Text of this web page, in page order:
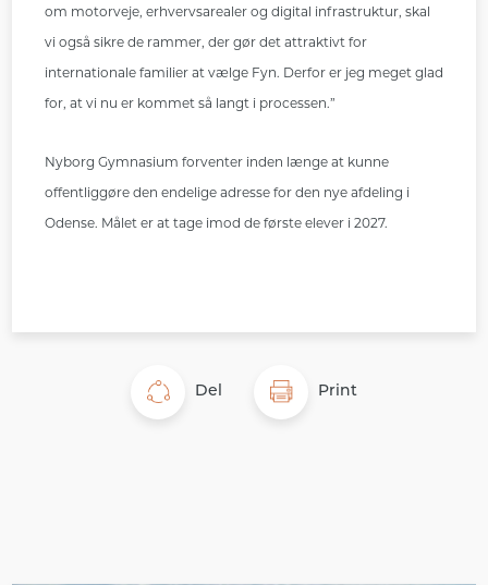
om motorveje, erhvervsarealer og digital infrastruktur, skal
vi også sikre de rammer, der gør det attraktivt for
internationale familier at vælge Fyn. Derfor er jeg meget glad
for, at vi nu er kommet så langt i processen.”
Nyborg Gymnasium forventer inden længe at kunne
offentliggøre den endelige adresse for den nye afdeling i
Odense. Målet er at tage imod de første elever i 2027.
Del Print